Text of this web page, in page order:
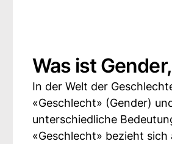
Was ist
In der Welt der
«Geschlecht» (Gender)
unterschiedliche
«Geschlecht» bezieht